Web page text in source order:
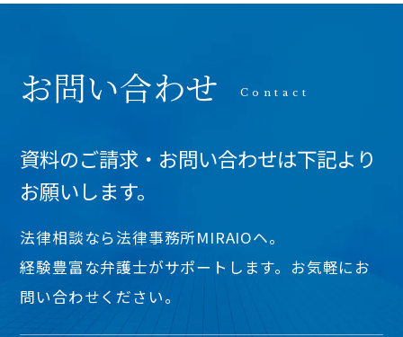
お問い合わせ
資料のご請求・お問い合わせは下記より
お願いします。
法律相談なら法律事務所MIRAIOヘ。
経験豊富な弁護士がサポートします。お気軽にお
問い合わせください。